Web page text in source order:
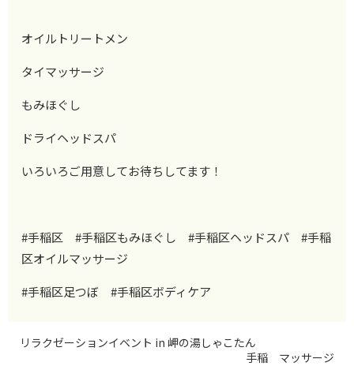
オイルトリートメン
タイマッサージ
もみほぐし
ドライヘッドスパ
いろいろご用意してお待ちしてます！
#手稲区 #手稲区もみほぐし #手稲区ヘッドスパ #手稲
区オイルマッサージ
#手稲区足つぼ #手稲区ボディケア
リラクゼーションイベント in 岬の湯しゃこたん
手稲 マッサージ